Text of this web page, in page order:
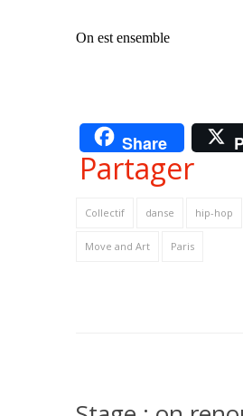
On est ensemble
Share
Partager
Collectif danse hip-hop
Move and Art Paris